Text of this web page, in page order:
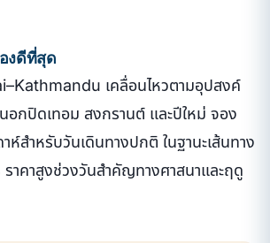
งดีที่สุด
เคลื่อนไหวตามอุปสงค์
กปิดเทอม สงกรานต์ และปีใหม่ จอง
ห์สำหรับวันเดินทางปกติ ในฐานะเส้นทาง
าคาสูงช่วงวันสำคัญทางศาสนาและฤดู